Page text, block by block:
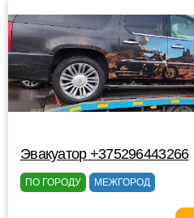
Эвакуатор +375296443266
ПО ГОРОДУ МЕЖГОРОД